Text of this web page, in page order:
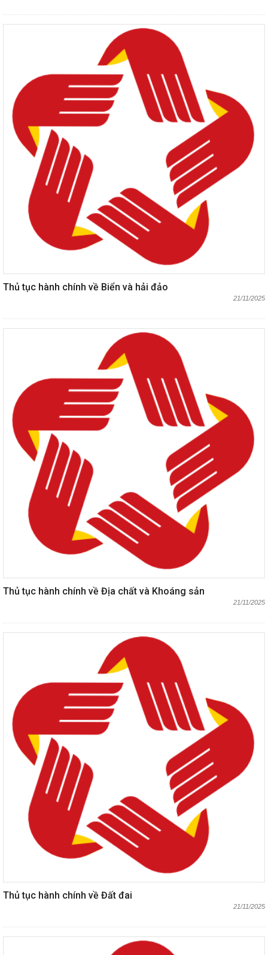
Thủ tục hành chính về Biển và hải đảo
21/11/2025
Thủ tục hành chính về Địa chất và Khoáng sản
21/11/2025
Thủ tục hành chính về Đất đai
21/11/2025